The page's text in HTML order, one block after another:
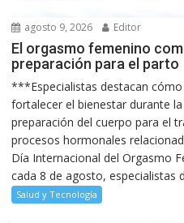
agosto 9, 2026 Editor
El orgasmo femenino
preparación para el parto
***Especialistas destacan
fortalecer el bienestar durante
preparación del cuerpo para el
procesos hormonales
Día Internacional del Orgasmo
cada 8 de agosto, especialistas
Salud y Tecnología